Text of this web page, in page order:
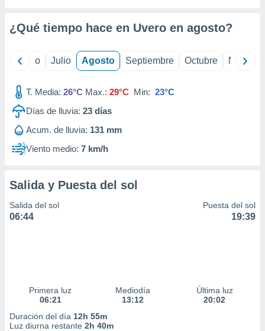
mediante
publicidad
1199
¿Qué tiempo hace en Uvero en agosto?
Junio Julio Agosto Septiembre Octubre
T. Media: 26°C Max.: 29°C Min: 23°C
Días de lluvia: 23 días
Acum. de lluvia: 131 mm
Viento medio: 7 km/h
Salida y Puesta del sol
Salida del sol
06:44
Puesta del sol
19:39
Primera luz
06:21
Mediodía
13:12
Última luz
20:02
Duración del día 12h 55m
Luz diurna restante 2h 40m